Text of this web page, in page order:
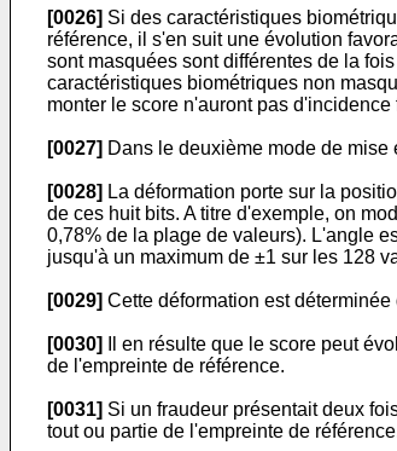
[0026] Si des caractéristiques
référence, il s'en suit une évolution
sont masquées sont différentes de la
caractéristiques biométriques non
monter le score n'auront pas
[0027] Dans le deuxième mode de
[0028] La déformation porte sur la
de ces huit bits. A titre d'exemple, on
0,78% de la plage de valeurs). L'angle
jusqu'à un maximum de ±1 sur les 128
[0029] Cette déformation est
[0030]
Il en résulte que le score peut
de l'empreinte de référence.
[0031] Si un fraudeur présentait deux
tout ou partie de l'empreinte de